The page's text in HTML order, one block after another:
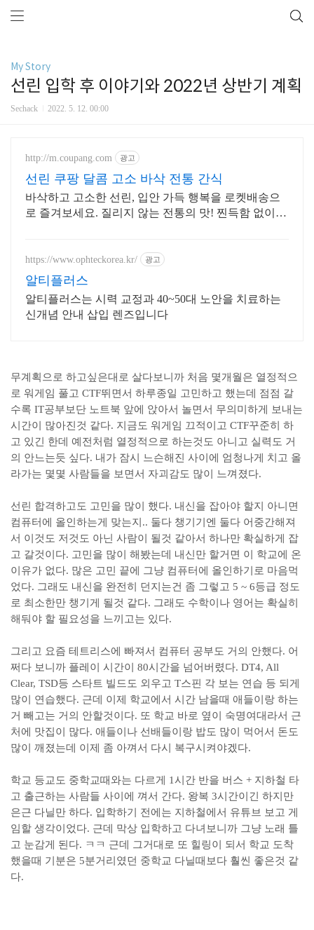
My Story
선린 입학 후 이야기와 2022년 상반기 계획
Sechack 2022. 5. 12. 00:00
http://m.coupang.com 광고
선린 쿠팡 달콤 고소 바삭 전통 간식
바삭하고 고소한 선린, 입안 가득 행복을 로켓배송으
로 즐겨보세요. 질리지 않는 전통의 맛! 찐득함 없이
https://www.ophteckorea.kr/ 광고
알티플러스
알티플러스는 시력 교정과 40~50대 노안을 치료하는
신개념 안내 삽입 렌즈입니다
무계획으로 하고싶은대로 살다보니까 처음 몇개월은 열정적으
로 워게임 풀고 CTF뛰면서 하루종일 고민하고 했는데 점점 갈
수록 IT공부보단 노트북 앞에 앉아서 놀면서 무의미하게 보내는
시간이 많아진것 같다. 지금도 워게임 끄적이고 CTF꾸준히 하
고 있긴 한데 예전처럼 열정적으로 하는것도 아니고 실력도 거
의 안느는듯 싶다. 내가 잠시 느슨해진 사이에 엄청나게 치고 올
라가는 몇몇 사람들을 보면서 자괴감도 많이 느껴졌다.
선린 합격하고도 고민을 많이 했다. 내신을 잡아야 할지 아니면
컴퓨터에 올인하는게 맞는지.. 둘다 챙기기엔 둘다 어중간해져
서 이것도 저것도 아닌 사람이 될것 같아서 하나만 확실하게 잡
고 갈것이다. 고민을 많이 해봤는데 내신만 할거면 이 학교에 온
이유가 없다. 많은 고민 끝에 그냥 컴퓨터에 올인하기로 마음먹
었다. 그래도 내신을 완전히 던지는건 좀 그렇고 5 ~ 6등급 정도
로 최소한만 챙기게 될것 같다. 그래도 수학이나 영어는 확실히
해둬야 할 필요성을 느끼고는 있다.
그리고 요즘 테트리스에 빠져서 컴퓨터 공부도 거의 안했다. 어
쩌다 보니까 플레이 시간이 80시간을 넘어버렸다. DT4, All
Clear, TSD등 스타트 빌드도 외우고 T스핀 각 보는 연습 등 되게
많이 연습했다. 근데 이제 학교에서 시간 남을때 애들이랑 하는
거 빼고는 거의 안할것이다. 또 학교 바로 옆이 숙명여대라서 근
처에 맛집이 많다. 애들이나 선배들이랑 밥도 많이 먹어서 돈도
많이 깨졌는데 이제 좀 아껴서 다시 복구시켜야겠다.
학교 등교도 중학교때와는 다르게 1시간 반을 버스 + 지하철 타
고 출근하는 사람들 사이에 껴서 간다. 왕복 3시간이긴 하지만
은근 다닐만 하다. 입학하기 전에는 지하철에서 유튜브 보고 게
임할 생각이었다. 근데 막상 입학하고 다녀보니까 그냥 노래 틀
고 눈감게 된다. ㅋㅋ 근데 그거대로 또 힐링이 되서 학교 도착
했을때 기분은 5분거리였던 중학교 다닐때보다 훨씬 좋은것 같
다.